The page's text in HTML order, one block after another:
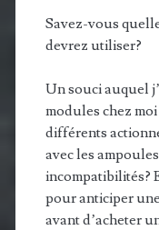
Savez-vous
devrez utiliser?
Un souci auquel
modules chez
différents
avec les
incompatibilités?
pour anticiper
avant d’acheter